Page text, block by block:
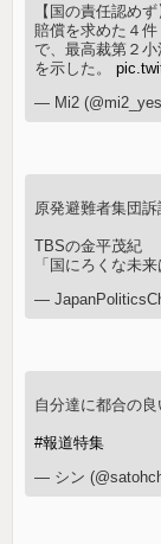
【国の責任認め
賠償を求めた４
で、最高裁第２
を示した。
— Mi2
原発避難者集団
TBSの金平茂紀
「国にろくな未
—
自分達に都合の
#報道特集
— シン